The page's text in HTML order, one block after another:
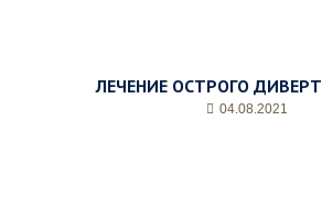
ЛЕЧЕНИЕ ОСТРОГО
04.08.2021